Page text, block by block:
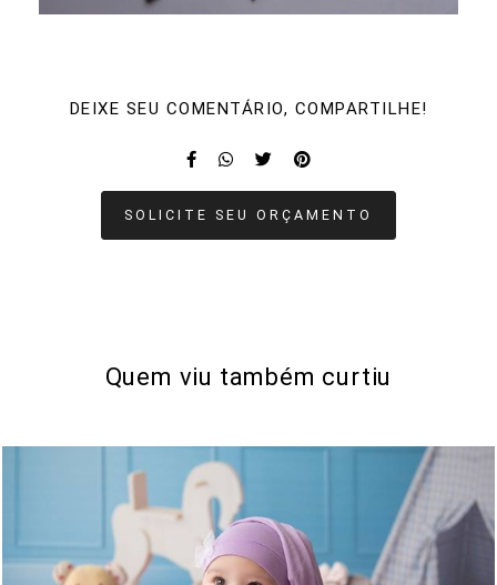
DEIXE SEU COMENTÁRIO, COMPARTILHE!
SOLICITE SEU ORÇAMENTO
Quem viu também curtiu